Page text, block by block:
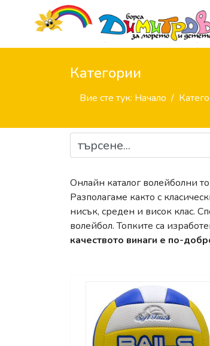
Категории
Вие сте тук: Начало
Онлайн каталог волейболни
Разполагаме както с
нисък, среден и висок клас.
волейбол. Топките са
качеството винаги е по-